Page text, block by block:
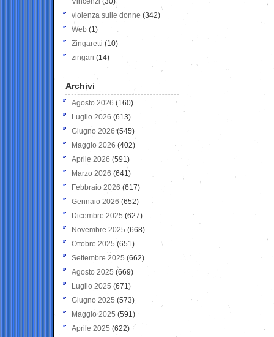
violenza sulle donne (342)
Web (1)
Zingaretti (10)
zingari (14)
Archivi
Agosto 2026 (160)
Luglio 2026 (613)
Giugno 2026 (545)
Maggio 2026 (402)
Aprile 2026 (591)
Marzo 2026 (641)
Febbraio 2026 (617)
Gennaio 2026 (652)
Dicembre 2025 (627)
Novembre 2025 (668)
Ottobre 2025 (651)
Settembre 2025 (662)
Agosto 2025 (669)
Luglio 2025 (671)
Giugno 2025 (573)
Maggio 2025 (591)
Aprile 2025 (622)